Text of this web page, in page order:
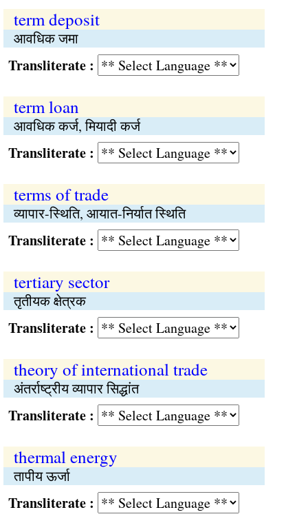
term deposit
आवधिक जमा
:
term loan
आवधिक कर्ज, मियादी कर्ज
:
terms of trade
व्यापार-स्थिति, आयात-निर्यात स्थिति
:
tertiary sector
तृतीयक क्षेत्रक
:
theory of international trade
अंतर्राष्ट्रीय व्यापार सिद्धांत
:
thermal energy
तापीय ऊर्जा
: